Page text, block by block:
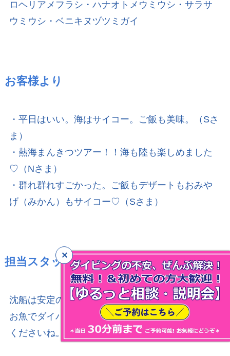
ロヘリアメフラシ・ハナオトメウミウシ・サラサ
ウミウシ・ベニキヌヅツミガイ
お客様より
・平日はいい。海はサイコー。ご飯も美味。（Sさ
ま）
・熱海まんきつツアー！！海も陸も楽しめました
♡（Nさま）
・群れ群れすごかった。ご飯もデザートもおみや
げ（みかん）もサイコー♡（Sさま）
担当スタッフ【ししょう】より
沈船は安定の魚影の濃さ！
お魚でダイバーが見えないことも。ぜひ体験して
くださいね。